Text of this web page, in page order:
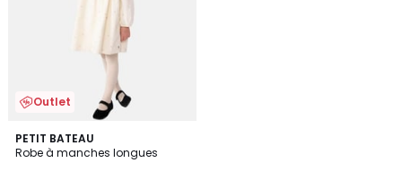
Outlet
PETIT BATEAU
Robe à manches longues